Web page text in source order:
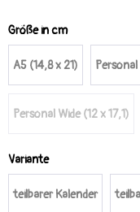
Größe in cm
A5 (14,8 x 21) Personal
Personal Wide (12 x 17,1)
Variante
teilbarer Kalender